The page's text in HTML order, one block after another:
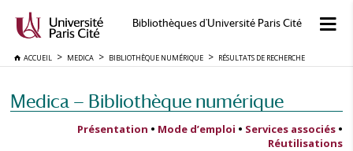
Bibliothèques d'Université Paris Cité
ACCUEIL MEDICA BIBLIOTHÈQUE NUMÉRIQUE RÉSULTATS DE RECHERCHE
Medica — Bibliothèque numérique
Présentation • Mode d’emploi • Services associés •
Réutilisations